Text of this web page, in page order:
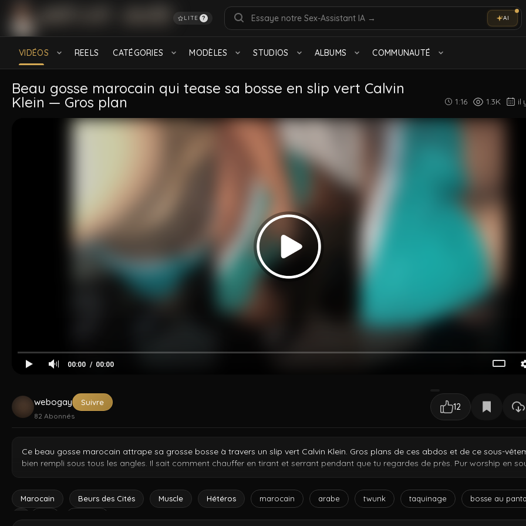
LITE ? AI
Black
2.2K videos
Beurs des Cités
1.4K videos
VIDÉOS REELS CATÉGORIES MODÈLES STUDIOS ALBUMS COMMUNAUTÉ
Beau gosse marocain qui tease sa bosse en slip vert Calvin
Klein — Gros plan
1:16 1.3K il
00:00 00:00
webogay Suivre
82 Abonnés
12
Ce beau gosse marocain attrape sa grosse bosse à travers un slip vert Calvin Klein. Gros plans de ces abdos et de ce sous-
bien rempli sous tous les angles. Il sait comment chauffer en tirant et serrant pendant que tu regardes de près. Pur worship en
Marocain Beurs des Cités Muscle Hétéros marocain arabe twunk taquinage
bosse au